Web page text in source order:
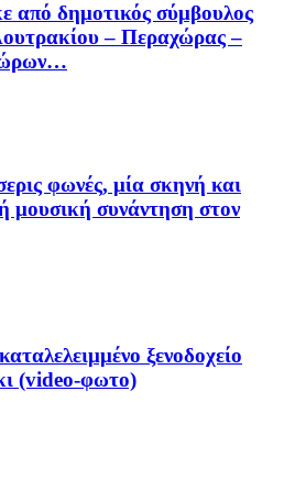
από δημοτικός σύμβουλος
– Περαχώρας –
φωνές, μία σκηνή και
μουσική συνάντηση στον
ξενοδοχείο
(video-φωτο)